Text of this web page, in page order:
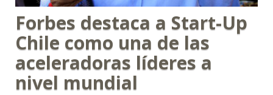
Forbes destaca a Start-Up
Chile como una de las
aceleradoras líderes a
nivel mundial